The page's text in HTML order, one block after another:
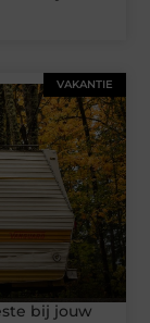
VAKANTIE
bij jouw